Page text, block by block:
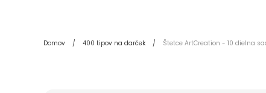
Domov 400 tipov na darček Štetce ArtCreation - 10 dielna